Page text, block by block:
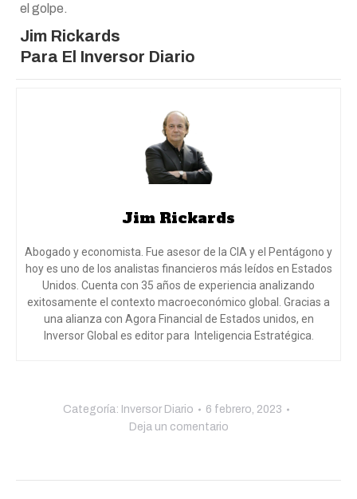
el golpe.
Jim Rickards
Para El Inversor Diario
Jim Rickards
Abogado y economista. Fue asesor de la CIA y el Pentágono y
hoy es uno de los analistas financieros más leídos en Estados
Unidos. Cuenta con 35 años de experiencia analizando
exitosamente el contexto macroeconómico global. Gracias a
una alianza con Agora Financial de Estados unidos, en
Inversor Global es editor para Inteligencia Estratégica.
Categoría: Inversor Diario
6 febrero, 2023
Deja un comentario